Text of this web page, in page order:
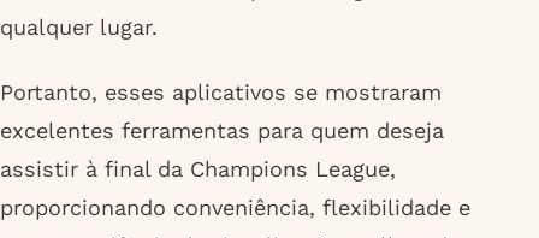
qualquer lugar.
Portanto, esses aplicativos se mostraram
excelentes ferramentas para quem deseja
assistir à final da Champions League,
proporcionando conveniência, flexibilidade e